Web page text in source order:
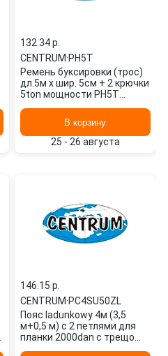
132.34 p.
CENTRUM·PH5T
Ремень буксировки (трос)
дл.5м х шир. 5см + 2 крючки
5ton мощности PH5T
В корзину
25 - 26 августа
146.15 p.
CENTRUM·PC4SU50ZL
Пояс ladunkowy 4м (3,5
м+0,5 м) с 2 петлями для
планки 2000dan с трещо